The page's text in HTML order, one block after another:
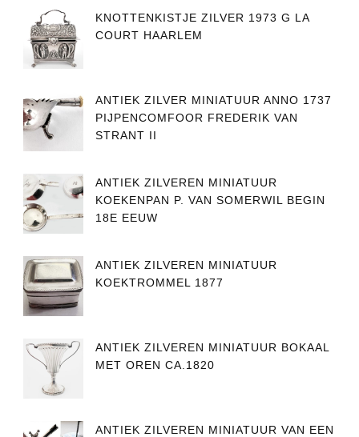
KNOTTENKISTJE ZILVER 1973 G LA
COURT HAARLEM
ANTIEK ZILVER MINIATUUR ANNO 1737
PIJPENCOMFOOR FREDERIK VAN
STRANT II
ANTIEK ZILVEREN MINIATUUR
KOEKENPAN P. VAN SOMERWIL BEGIN
18E EEUW
ANTIEK ZILVEREN MINIATUUR
KOEKTROMMEL 1877
ANTIEK ZILVEREN MINIATUUR BOKAAL
MET OREN CA.1820
ANTIEK ZILVEREN MINIATUUR VAN EEN